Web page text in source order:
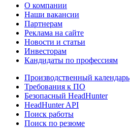
О компании
Наши вакансии
Партнерам
Реклама на сайте
Новости и статьи
Инвесторам
Кандидаты по профессиям
Производственный календарь
Требования к ПО
Безопасный HeadHunter
HeadHunter API
Поиск работы
Поиск по резюме